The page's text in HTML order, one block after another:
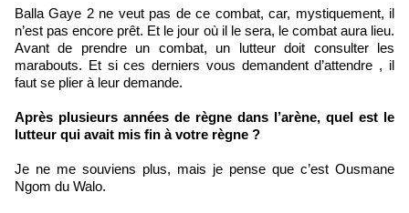
Balla Gaye 2 ne veut pas de ce combat, car, mystiquement, il
n’est pas encore prêt. Et le jour où il le sera, le combat aura lieu.
Avant de prendre un combat, un lutteur doit consulter les
marabouts. Et si ces derniers vous demandent d’attendre , il
faut se plier à leur demande.
Après plusieurs années de règne dans l’arène, quel est le
lutteur qui avait mis fin à votre règne ?
Je ne me souviens plus, mais je pense que c’est Ousmane
Ngom du Walo.